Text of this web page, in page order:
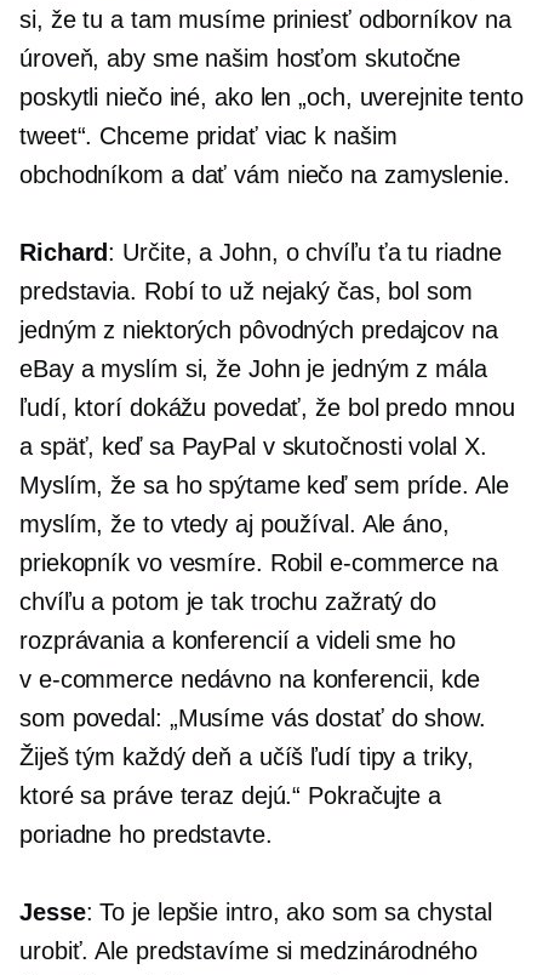
si, že tu a tam musíme priniesť odborníkov na
úroveň, aby sme našim hosťom skutočne
poskytli niečo iné, ako len „och, uverejnite tento
tweet“. Chceme pridať viac k našim
obchodníkom a dať vám niečo na zamyslenie.
Richard: Určite, a John, o chvíľu ťa tu riadne
predstavia. Robí to už nejaký čas, bol som
jedným z niektorých pôvodných predajcov na
eBay a myslím si, že John je jedným z mála
ľudí, ktorí dokážu povedať, že bol predo mnou
a späť, keď sa PayPal v skutočnosti volal X.
Myslím, že sa ho spýtame keď sem príde. Ale
myslím, že to vtedy aj používal. Ale áno,
priekopník vo vesmíre. Robile-commerce na
chvíľu a potom je tak trochu zažratý do
rozprávania a konferencií a videli sme ho
v e-commercenedávno na konferencii, kde
som povedal: „Musíme vás dostať do show.
Žiješ tým každý deň a učíš ľudí tipy a triky,
ktoré sa práve teraz dejú.“ Pokračujte a
poriadne ho predstavte.
Jesse: To je lepšie intro, ako som sa chystal
urobiť. Ale predstavíme si medzinárodného